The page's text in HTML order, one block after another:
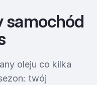
samochód
oleju co kilka
twój